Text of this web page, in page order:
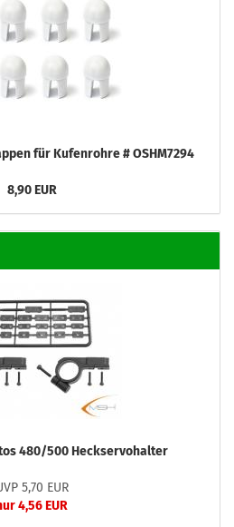
für Kufenrohre # OSHM7294
8,90 EUR
480/500 Heckservohalter
5,70 EUR
4,56 EUR